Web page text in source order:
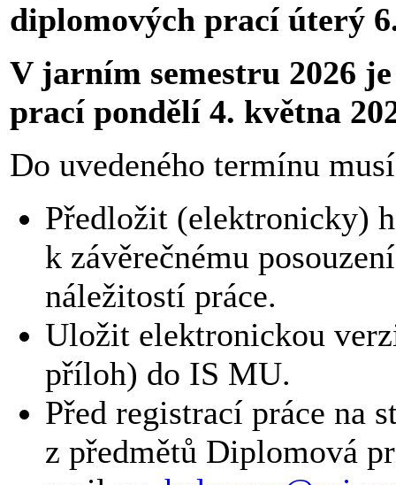
diplomových prací úterý
V jarním semestru 2026
prací pondělí 4. května
Do uvedeného termínu
Předložit (elektronicky)
k závěrečnému
náležitostí práce.
Uložit elektronickou
příloh) do IS MU.
Před registrací práce na
z předmětů Diplomová